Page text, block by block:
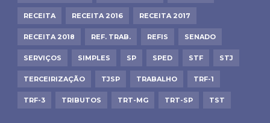
RECEITA RECEITA 2016 RECEITA 2017
RECEITA 2018 REF. TRAB. REFIS SENADO
SERVIÇOS SIMPLES SP SPED STF STJ
TERCEIRIZAÇÃO TJSP TRABALHO TRF-1
TRF-3 TRIBUTOS TRT-MG TRT-SP TST